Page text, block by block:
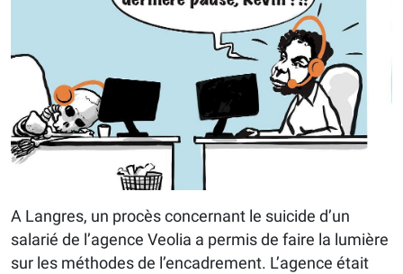
A Langres, un procès concernant le suicide d’un
salarié de l’agence Veolia a permis de faire la lumière
sur les méthodes de l’encadrement. L’agence était